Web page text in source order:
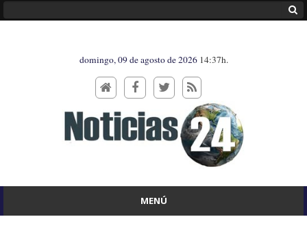
domingo, 09 de agosto de 2026 14:37h.
MENÚ